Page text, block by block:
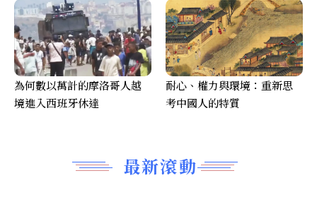
最新滾動
為何數以萬計的摩洛哥人越
境進入西班牙休達
耐心、權力與環境：重新思
考中國人的特質